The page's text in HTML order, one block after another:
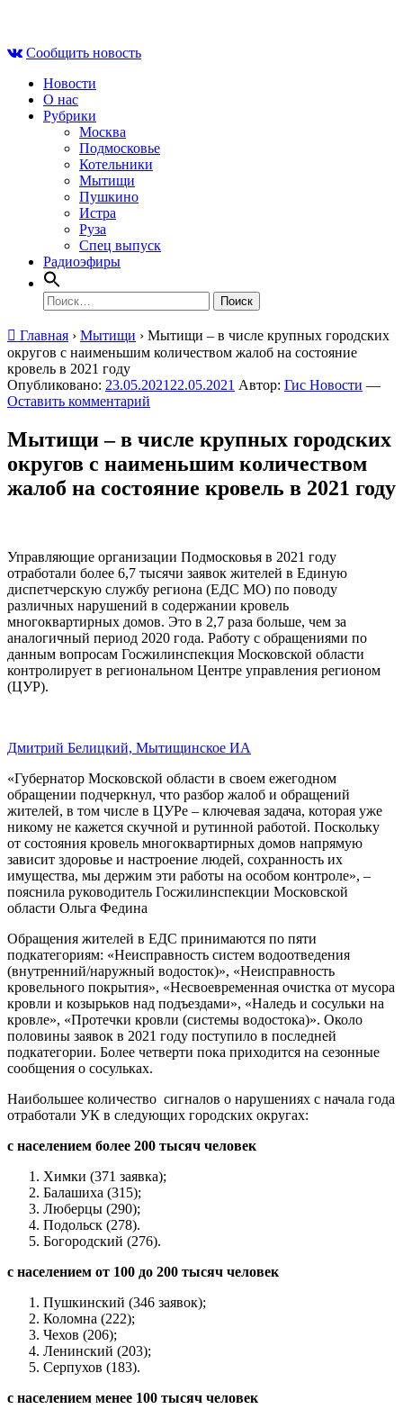
contentСообщить новость
Новости
О нас
Рубрики
Москва
Подмосковье
Котельники
Мытищи
Пушкино
Истра
Руза
Спец выпуск
Радиоэфиры
Найти:
Главная › Мытищи › Мытищи – в числе крупных городских
округов с наименьшим количеством жалоб на состояние
кровель в 2021 году
Опубликовано: 23.05.2021 22.05.2021 Автор: Гис Новости —
Оставить комментарий
Мытищи – в числе крупных городских
округов с наименьшим количеством
жалоб на состояние кровель в 2021 году
Управляющие организации Подмосковья в 2021 году
отработали более 6,7 тысячи заявок жителей в Единую
диспетчерскую службу региона (ЕДС МО) по поводу
различных нарушений в содержании кровель
многоквартирных домов. Это в 2,7 раза больше, чем за
аналогичный период 2020 года. Работу с обращениями по
данным вопросам Госжилинспекция Московской области
контролирует в региональном Центре управления регионом
(ЦУР).
Дмитрий Белицкий, Мытищинское ИА
«Губернатор Московской области в своем ежегодном
обращении подчеркнул, что разбор жалоб и обращений
жителей, в том числе в ЦУРе – ключевая задача, которая уже
никому не кажется скучной и рутинной работой. Поскольку
от состояния кровель многоквартирных домов напрямую
зависит здоровье и настроение людей, сохранность их
имущества, мы держим эти работы на особом контроле», –
пояснила руководитель Госжилинспекции Московской
области Ольга Федина
Обращения жителей в ЕДС принимаются по пяти
подкатегориям: «Неисправность систем водоотведения
(внутренний/наружный водосток)», «Неисправность
кровельного покрытия», «Несвоевременная очистка от мусора
кровли и козырьков над подъездами», «Наледь и сосульки на
кровле», «Протечки кровли (системы водостока)». Около
половины заявок в 2021 году поступило в последней
подкатегории. Более четверти пока приходится на сезонные
сообщения о сосульках.
Наибольшее количество сигналов о нарушениях с начала года
отработали УК в следующих городских округах:
с населением более 200 тысяч человек
Химки (371 заявка);
Балашиха (315);
Люберцы (290);
Подольск (278).
Богородский (276).
с населением от 100 до 200 тысяч человек
Пушкинский (346 заявок);
Коломна (222);
Чехов (206);
Ленинский (203);
Серпухов (183).
с населением менее 100 тысяч человек